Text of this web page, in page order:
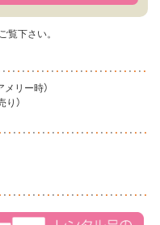
覧下さい。
リー時）
）